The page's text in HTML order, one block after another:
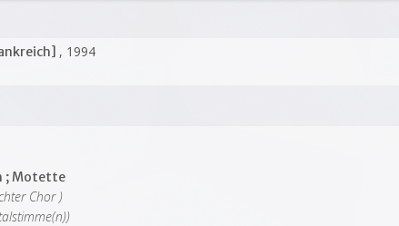
, 1994
; Motette
Chor )